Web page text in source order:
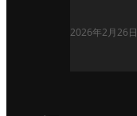
2026年2月26日